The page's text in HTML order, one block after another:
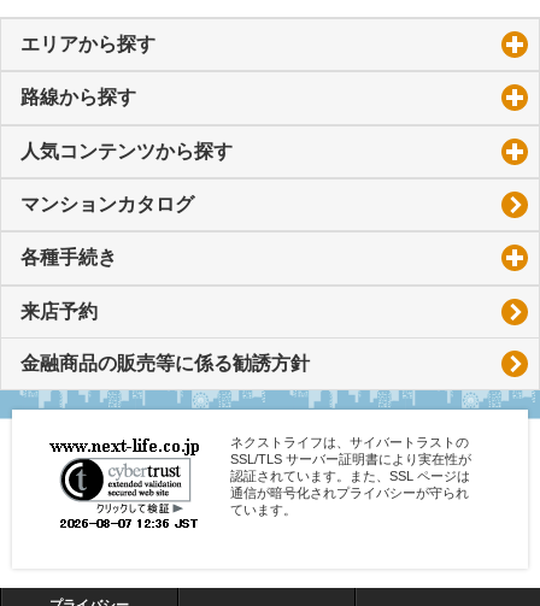
エリアから探す
路線から探す
人気コンテンツから探す
マンションカタログ
各種手続き
来店予約
金融商品の販売等に係る勧誘方針
ネクストライフは、サイバートラストの
SSL/TLS サーバー証明書により実在性が
認証されています。また、SSL ページは
通信が暗号化されプライバシーが守られ
ています。